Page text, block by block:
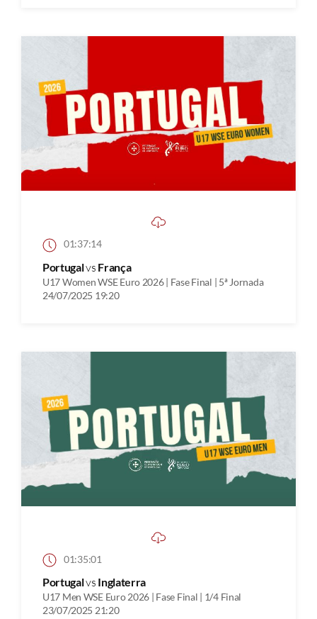
01:37:14
Portugalvs França
U17 Women WSE Euro 2026 | Fase Final | 5ª Jornada
24/07/2025 19:20
01:35:01
Portugalvs Inglaterra
U17 Men WSE Euro 2026 | Fase Final | 1/4 Final
23/07/2025 21:20